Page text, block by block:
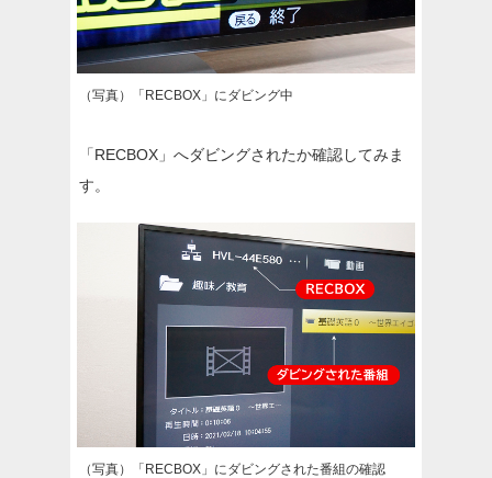
（写真）「RECBOX」にダビング中
「RECBOX」へダビングされたか確認してみま
す。
（写真）「RECBOX」にダビングされた番組の確認